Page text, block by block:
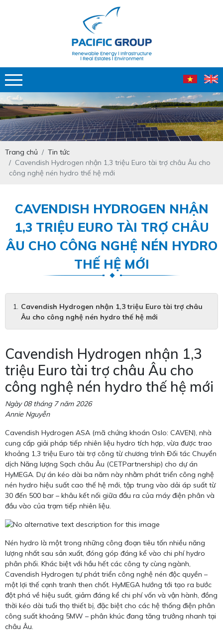
Trang chủ
Tin tức
Cavendish Hydrogen nhận 1,3 triệu Euro tài trợ châu Âu cho
công nghệ nén hydro thế hệ mới
CAVENDISH HYDROGEN NHẬN
1,3 TRIỆU EURO TÀI TRỢ CHÂU
ÂU CHO CÔNG NGHỆ NÉN HYDRO
THẾ HỆ MỚI
Cavendish Hydrogen nhận 1,3 triệu Euro tài trợ châu
Âu cho công nghệ nén hydro thế hệ mới
Cavendish Hydrogen nhận 1,3
triệu Euro tài trợ châu Âu cho
công nghệ nén hydro thế hệ mới
Ngày 08 tháng 7 năm 2026
Annie Nguyễn
Cavendish Hydrogen ASA (mã chứng khoán Oslo: CAVEN), nhà
cung cấp giải pháp tiếp nhiên liệu hydro tích hợp, vừa được trao
khoảng 1,3 triệu Euro tài trợ công từ chương trình Đối tác Chuyển
dịch Năng lượng Sạch châu Âu (CETPartnership) cho dự án
HyMEGA. Dự án kéo dài ba năm này nhằm phát triển công nghệ
nén hydro hiệu suất cao thế hệ mới, tập trung vào dải áp suất từ
30 đến 500 bar – khâu kết nối giữa đầu ra của máy điện phân và
đầu vào của trạm tiếp nhiên liệu.
Nén hydro là một trong những công đoạn tiêu tốn nhiều năng
lượng nhất sau sản xuất, đóng góp đáng kể vào chi phí hydro
phân phối. Khác biệt với hầu hết các công ty cùng ngành,
Cavendish Hydrogen tự phát triển công nghệ nén độc quyền –
một lợi thế cạnh tranh then chốt. HyMEGA hướng tới tạo ra bước
đột phá về hiệu suất, giảm đáng kể chi phí vốn và vận hành, đồng
thời kéo dài tuổi thọ thiết bị, đặc biệt cho các hệ thống điện phân
công suất khoảng 5MW – phân khúc đang tăng trưởng nhanh tại
châu Âu.